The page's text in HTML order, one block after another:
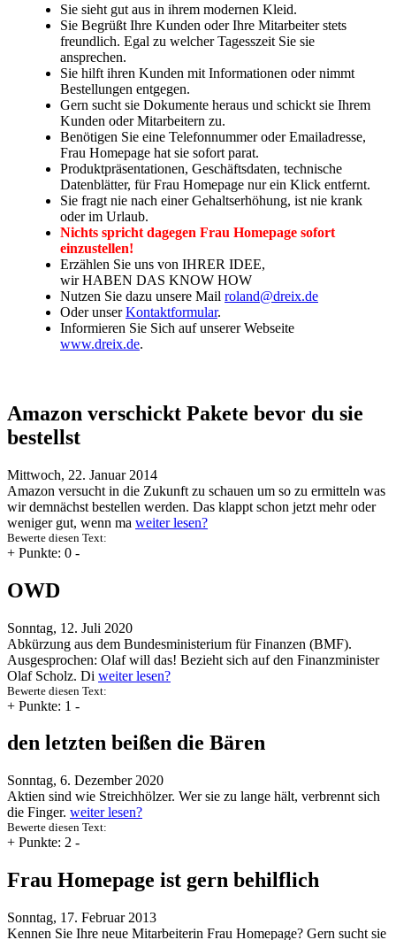
Sie sieht gut aus in ihrem modernen Kleid.
Sie Begrüßt Ihre Kunden oder Ihre Mitarbeiter stets
freundlich. Egal zu welcher Tagesszeit Sie sie
ansprechen.
Sie hilft ihren Kunden mit Informationen oder nimmt
Bestellungen entgegen.
Gern sucht sie Dokumente heraus und schickt sie Ihrem
Kunden oder Mitarbeitern zu.
Benötigen Sie eine Telefonnummer oder Emailadresse,
Frau Homepage hat sie sofort parat.
Produktpräsentationen, Geschäftsdaten, technische
Datenblätter, für Frau Homepage nur ein Klick entfernt.
Sie fragt nie nach einer Gehaltserhöhung, ist nie krank
oder im Urlaub.
Nichts spricht dagegen Frau Homepage sofort
einzustellen!
Erzählen Sie uns von IHRER IDEE,
wir HABEN DAS KNOW HOW
Nutzen Sie dazu unsere Mail roland@dreix.de
Oder unserKontaktformular.
Informieren Sie Sich auf unserer Webseite
www.dreix.de.
Amazon verschickt Pakete bevor du sie
bestellst
Mittwoch, 22. Januar 2014
Amazon versucht in die Zukunft zu schauen um so zu ermitteln was
wir demnächst bestellen werden. Das klappt schon jetzt mehr oder
weniger gut, wenn ma weiter lesen?
Bewerte diesen Text:
+ Punkte: 0 -
OWD
Sonntag, 12. Juli 2020
Abkürzung aus dem Bundesministerium für Finanzen (BMF).
Ausgesprochen: Olaf will das! Bezieht sich auf den Finanzminister
Olaf Scholz. Di weiter lesen?
Bewerte diesen Text:
+ Punkte: 1 -
den letzten beißen die Bären
Sonntag, 6. Dezember 2020
Aktien sind wie Streichhölzer. Wer sie zu lange hält, verbrennt sich
die Finger. weiter lesen?
Bewerte diesen Text:
+ Punkte: 2 -
Frau Homepage ist gern behilflich
Sonntag, 17. Februar 2013
Kennen Sie Ihre neue Mitarbeiterin Frau Homepage? Gern sucht sie